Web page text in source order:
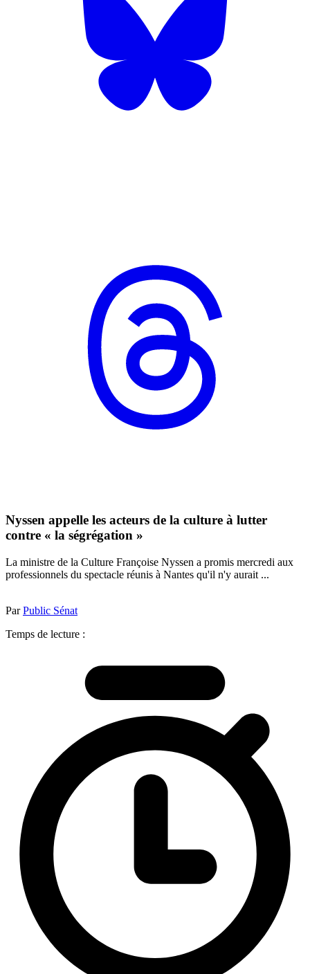
Nyssen appelle les acteurs de la culture à lutter
contre « la ségrégation »
La ministre de la Culture Françoise Nyssen a promis mercredi aux
professionnels du spectacle réunis à Nantes qu'il n'y aurait ...
ParPublic Sénat
Temps de lecture :